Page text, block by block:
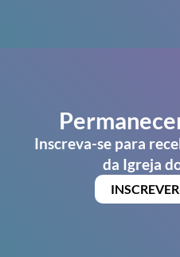
Inscreva-se para
da Igreja